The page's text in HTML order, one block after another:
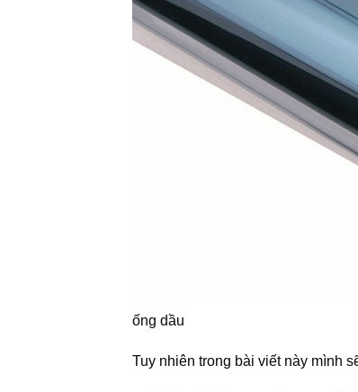
ống dầu
Tuy nhiên trong bài viết này mình